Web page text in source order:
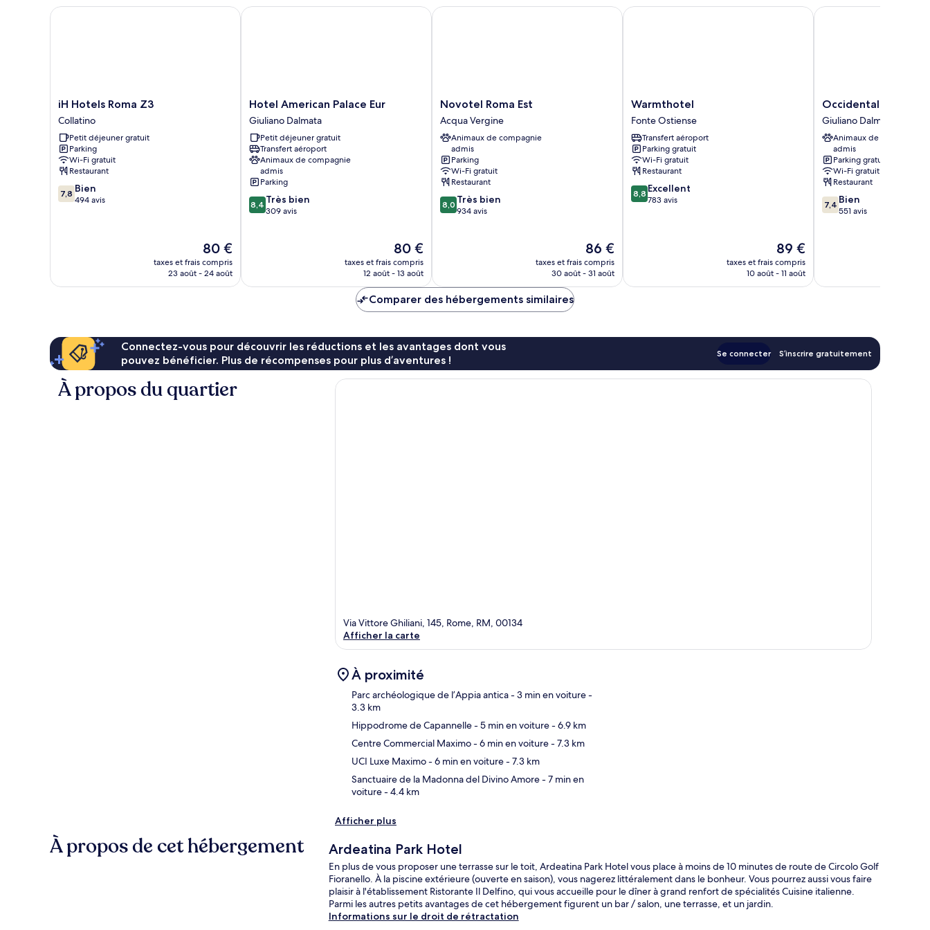
Chambre
Chambre
iH
Hotels
Roma
Z3
Collatino
iH Hotels Roma Z3
Collatino
Petit déjeuner gratuit
Parking
Wi-Fi gratuit
Restaurant
7.8
sur
7,8 Bien
494 avis
Le
nouveau
prix
80 €
taxes et frais compris
23 août - 24 août
iH Hotels Roma Z3
Hotel
American
Palace
Eur
Giuliano
Dalmata
Hotel American Palace Eur
Giuliano Dalmata
Petit déjeuner gratuit
Transfert aéroport
Animaux de compagnie
admis
Parking
8.4
sur
8,4 Très bien
309 avis
Le
nouveau
prix
de
80 €
80 €
taxes et frais compris
12 août - 13 août
Hotel American Palace Eur
Novotel
Roma
Est
Acqua
Vergine
Novotel Roma Est
Acqua Vergine
Animaux de compagnie
admis
Parking
Wi-Fi gratuit
Restaurant
8.0
sur
8,0 Très bien
934 avis
Le
nouveau
prix
86 €
taxes et frais compris
30 août - 31 août
Novotel Roma Est
Warmthotel
Fonte
Ostiense
Warmthotel
Fonte Ostiense
Transfert aéroport
Parking gratuit
Wi-Fi gratuit
Restaurant
8.8
sur
8,8 Excellent
783 avis
Le
nouveau
prix
89 €
taxes et frais compris
10 août - 11 août
Warmthotel
Occidental
Aran
Park
Giuliano
Dalmata
Occidental Aran
Giuliano Dalmata
Animaux de compagnie
admis
Parking gratuit
Wi-Fi gratuit
Restaurant
7.4
sur
7,4 Bien
551 avis
Occidental Aran Park
Comparer des hébergements similaires
Connectez-vous pour découvrir les réductions et les avantages dont vous
pouvez bénéficier. Plus de récompenses pour plus d’aventures !
Se connecter S’inscrire gratuitement
À propos du quartier
Via Vittore Ghiliani, 145, Rome, RM, 00134
Afficher la carte
À proximité
Parc archéologique de l’Appia antica- 3 min en voiture-
3.3 km
Hippodrome de Capannelle- 5 min en voiture- 6.9 km
Centre Commercial Maximo- 6 min en voiture- 7.3 km
UCI Luxe Maximo- 6 min en voiture- 7.3 km
Sanctuaire de la Madonna del Divino Amore- 7 min en
voiture- 4.4 km
Afficher plus
À propos de cet hébergement Ardeatina Park Hotel
En plus de vous proposer une terrasse sur le toit, Ardeatina Park Hotel vous place à moins de 10 minutes de route de Circolo Golf
Fioranello. À la piscine extérieure (ouverte en saison), vous nagerez littéralement dans le bonheur. Vous pourrez aussi vous faire
plaisir à l'établissement Ristorante Il Delfino, qui vous accueille pour le dîner à grand renfort de spécialités Cuisine italienne.
Parmi les autres petits avantages de cet hébergement figurent un bar / salon, une terrasse, et un jardin.
Informations sur le droit de rétractation